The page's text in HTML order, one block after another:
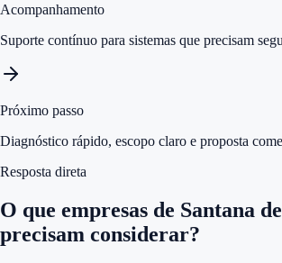
Acompanhamento
Suporte contínuo para sistemas que precisam
Próximo passo
Diagnóstico rápido, escopo claro e proposta
Resposta direta
O que empresas de Santana
precisam considerar?